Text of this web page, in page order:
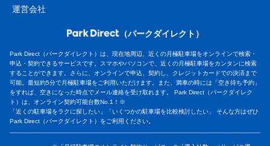
運営会社
（パークダイレクト）
Park Direct（パークダイレクト）は、現在地周辺、近くの月極駐車場をオンラインで検索・
申込・契約できるサービスです。スマホやパソコンで、近くの月極駐車場をカンタンに検索
することができます。さらに、オンラインで申込、契約し、クレジットカードでの決済まで
可能。最短約5分で月極駐車場をご利用いただけます。また、満車の時には「空き待ち予約」
をすれば、空きになった時点でメール連絡を受け取れます。 Park Direct（パークダイレク
ト）は、オンライン契約可能台数No.1！※
「近くの駐車場をラクに探したい」「いくつかの駐車場を比較検討したい」 そんな方はぜひ
Park Direct（パークダイレクト）をご利用ください。